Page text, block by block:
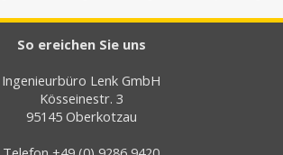
So ereichen Sie uns
Ingenieurbüro Lenk GmbH
Kösseinestr. 3
95145 Oberkotzau